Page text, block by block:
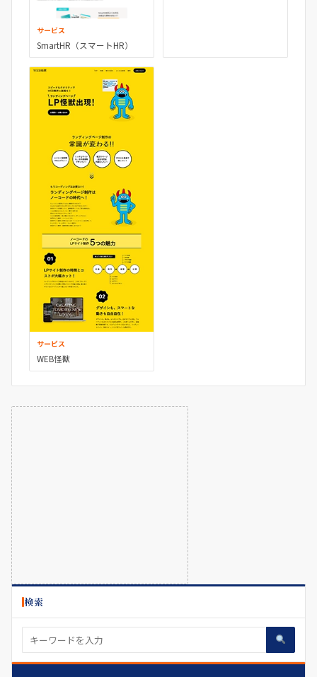
サービス
SmartHR（スマートHR）
サービス
WEB怪獣
検索